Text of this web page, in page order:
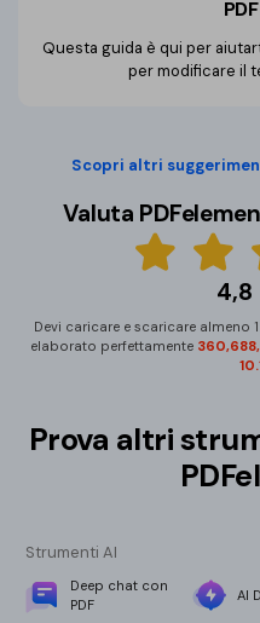
Questa guida è qui per
per modificare il
Scopri altri
Valuta
4,8
Devi caricare e scaricare almeno
elaborato perfettamente
Prova altri
Strumenti AI
Deep chat con
PDF
AI